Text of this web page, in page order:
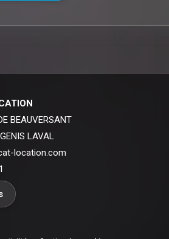
BEAUVERSANT
LAVAL
location.com